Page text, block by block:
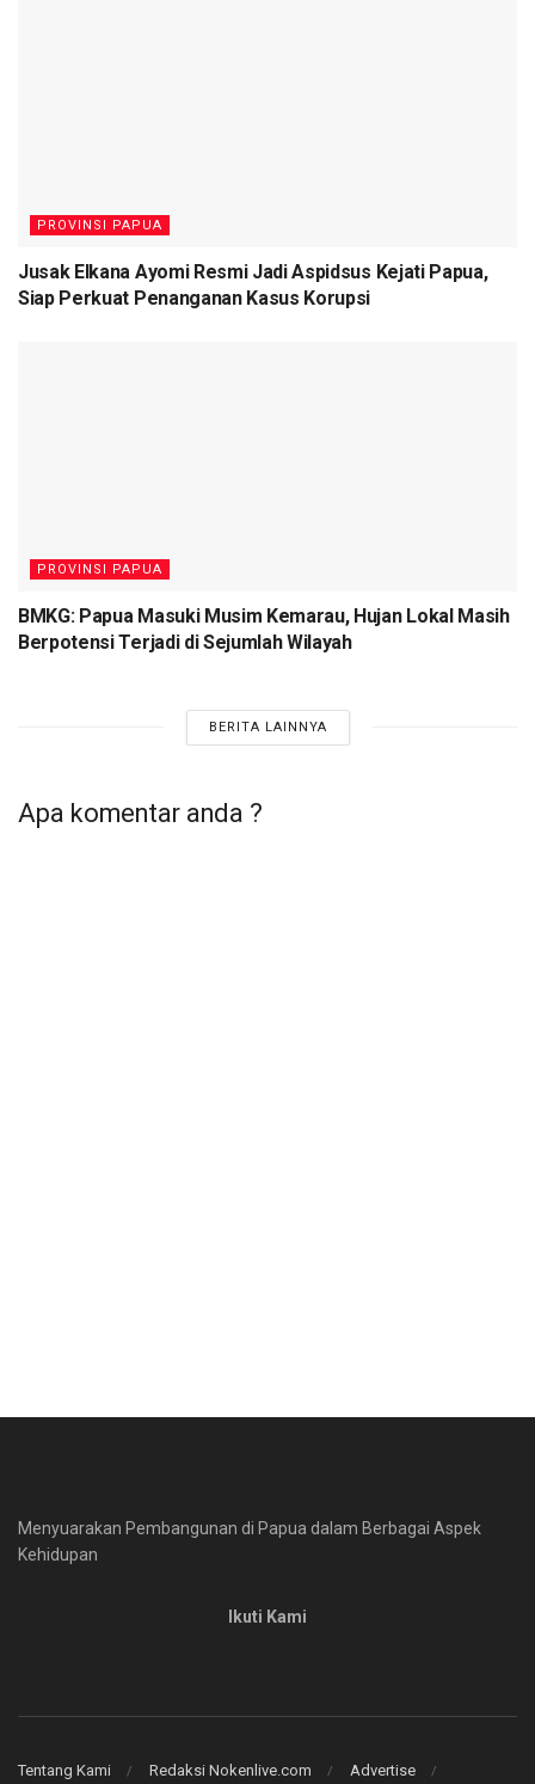
PROVINSI PAPUA
Jusak Elkana Ayomi Resmi Jadi Aspidsus Kejati Papua,
Siap Perkuat Penanganan Kasus Korupsi
PROVINSI PAPUA
BMKG: Papua Masuki Musim Kemarau, Hujan Lokal Masih
Berpotensi Terjadi di Sejumlah Wilayah
BERITA LAINNYA
Apa komentar anda ?
Menyuarakan Pembangunan di Papua dalam Berbagai Aspek
Kehidupan
Ikuti Kami
Tentang Kami Redaksi Nokenlive.com Advertise